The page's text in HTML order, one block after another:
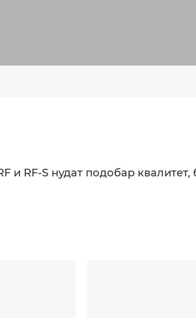
и RF-S нудат подобар квалитет,